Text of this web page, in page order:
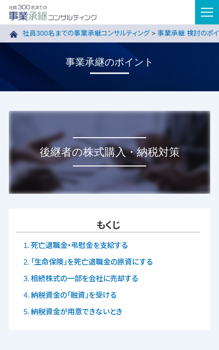
社員300名までの事業承継コンサルティング> 事業承継 検討のポイ
事業承継のポイント
後継者の株式購入・納税対策
もくじ
死亡退職金・弔慰金を支給する
「生命保険」を死亡退職金の原資にする
相続株式の一部を会社に売却する
納税資金の「融資」を受ける
納税資金が用意できないとき